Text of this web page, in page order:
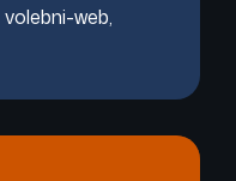
volebni-web,